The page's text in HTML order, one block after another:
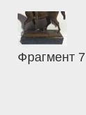
Фрагмент 7